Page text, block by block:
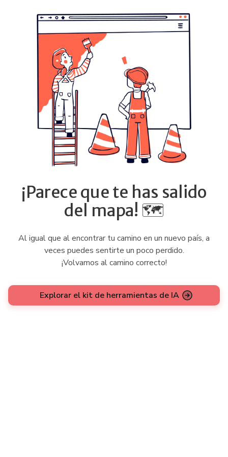
¡Parece que te has salido
del mapa! 🗺️
Al igual que al encontrar tu camino en un nuevo país, a
veces puedes sentirte un poco perdido.
¡Volvamos al camino correcto!
Explorar el kit de herramientas de IA